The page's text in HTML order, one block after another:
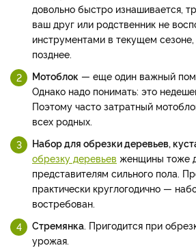
довольно быстро изнашивается,
ваш друг или родственник не
инструментами в текущем сезоне,
позднее.
Мотоблок — еще один важный
Однако надо понимать: это
Поэтому часто затратный
всех родных.
Набор для обрезки деревьев,
обрезку деревьев женщины тоже
представителям сильного пола.
практически круглогодично —
востребован.
Стремянка. Пригодится при
урожая.